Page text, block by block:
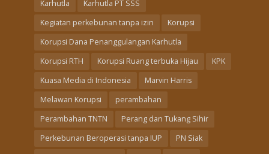
Karhutla
Karhutla PT SSS
Kegiatan perkebunan tanpa izin
Korupsi
Korupsi Dana Penanggulangan Karhutla
Korupsi RTH
Korupsi Ruang terbuka Hijau
KPK
Kuasa Media di Indonesia
Marvin Harris
Melawan Korupsi
perambahan
Perambahan TNTN
Perang dan Tukang Sihir
Perkebunan Beroperasi tanpa IUP
PN Siak